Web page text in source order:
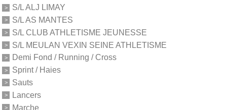
S/L ALJ LIMAY
S/L AS MANTES
S/L CLUB ATHLETISME JEUNESSE
S/L MEULAN VEXIN SEINE ATHLETISME
Demi Fond / Running / Cross
Sprint / Haies
Sauts
Lancers
Marche